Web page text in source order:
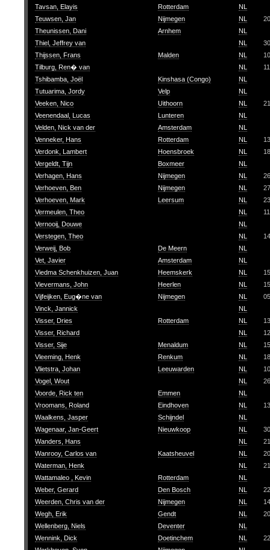
Tavsan, Elayis
Rotterdam
NL
Teuwsen, Jan
Nijmegen NL
Theunissen, Dani
Arnhem
NL
Thiel, Jeffrey van
NL
Thijssen, Frans
Malden NL
Tilburg, Ren� van
NL
Tshibamba, Joël
Kinshasa (Congo)
NL
Tutuarima, Jordy
Velp
NL
Veeken, Nico
Uithoorn NL
Veenendaal, Lucas
Lunteren
NL
Velden, Nick van der
Amsterdam
NL
Venneker, Hans
Rotterdam NL
Verdonk, Lambert
Hoensbroek NL
Vergeldt, Tijn
Boxmeer
NL
Verhagen, Hans
Nijmegen NL
Verhoeven, Ben
Nijmegen NL
Verhoeven, Mark
Leersum NL
Vermeulen, Theo
NL
Vernooij, Douwe
NL
Verstegen, Theo
NL
Verweij, Bob
De Meern
NL
Vet, Javier
Amsterdam
NL
Viedma Schenkhuizen, Juan
Heemskerk NL
Vievermans, John
Heerlen NL
Vijfeijken, Eug�ne van
Nijmegen NL
Vinck, Jannick
NL
Visser, Dries
Rotterdam NL
Visser, Richard
NL
Visser, Sije
Menaldum NL
Vleeming, Henk
Renkum NL
Vlietstra, Johan
Leeuwarden NL
Vogel, Wout
NL
Voorde, Rick ten
Emmen
NL
Vroomans, Roland
Eindhoven NL
Waalkens, Jasper
Schijndel
NL
Wagenaar, Jan-Geert
Nieuwkoop NL
Wanders, Hans
NL
Wanrooy, Carlos van
Kaatsheuvel NL
Waterman, Henk
NL
Wattamaleo , Kevin
Rotterdam
NL
Weber, Gerard
Den Bosch NL
Weerden, Chris van der
Nijmegen NL
Wegh, Erik
Gendt NL
Wellenberg, Niels
Deventer
NL
Wennink, Dick
Doetinchem NL